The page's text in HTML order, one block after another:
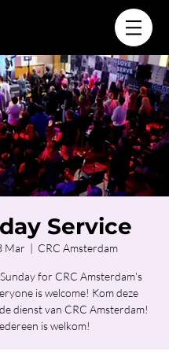
Service
Mar
  |
CRC Amsterdam
for CRC Amsterdam's
is welcome! Kom deze
dienst van CRC Amsterdam!
is welkom!